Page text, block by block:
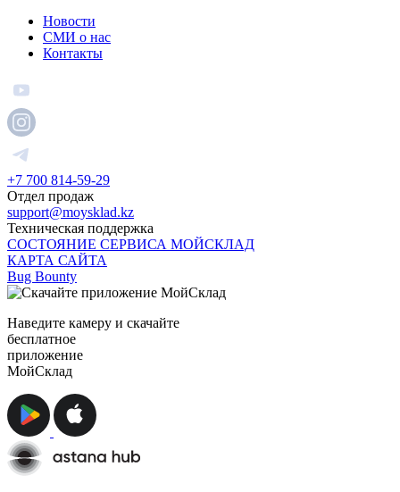
Новости
СМИ о нас
Контакты
+7 700 814-59-29
Отдел продаж
support@moysklad.kz
Техническая поддержка
СОСТОЯНИЕ СЕРВИСА МОЙСКЛАД
КАРТА САЙТА
Bug Bounty
Наведите камеру и скачайте
бесплатное
приложение
МойСклад